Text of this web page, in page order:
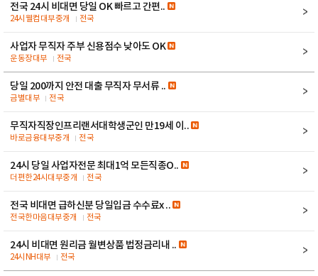
전국 24시 비대면 당일 OK 빠르고 간편..
24시웰컴대부중개 전국
사업자 무직자 주부 신용점수 낮아도 OK
운동장대부 전국
당일 200까지 안전 대출 무직자 무서류 ..
금별대부 전국
무직자직장인프리랜서대학생군인 만19세 이..
바로금융대부중개 전국
24시 당일 사업자전문 최대1억 모든직종O..
더편한24시대부중개 전국
전국 비대면 급하신분 당일입금 수수료x ..
전국한마음대부중개 전국
24시 비대면 원리금 월변상품 법정금리내 ..
24시NH대부 전국